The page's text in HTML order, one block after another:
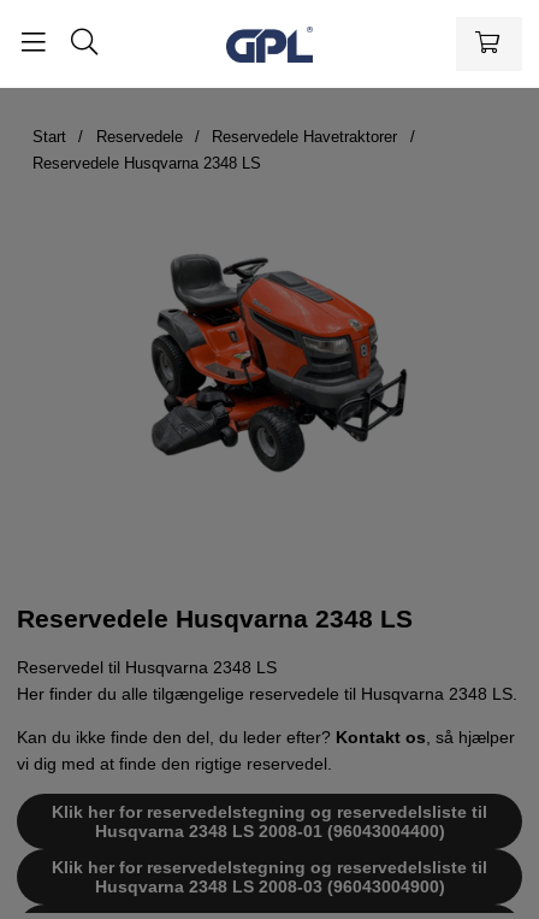
Start Reservedele
Reservedele Havetraktorer
Reservedele Husqvarna 2348 LS
Reservedele Husqvarna 2348 LS
Reservedel til Husqvarna 2348 LS
Her finder du alle tilgængelige reservedele til Husqvarna 2348 LS.
Kan du ikke finde den del, du leder efter? Kontakt os , så hjælper
vi dig med at finde den rigtige reservedel.
Klik her for reservedelstegning og reservedelsliste til
Husqvarna 2348 LS 2008-01 (96043004400)
Klik her for reservedelstegning og reservedelsliste til
Husqvarna 2348 LS 2008-03 (96043004900)